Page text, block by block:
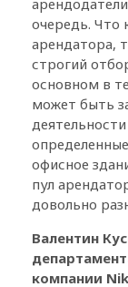
очередь. Что
арендатора,
строгий
основном в
может быть
офисное
пул
довольно
Валентин
компании